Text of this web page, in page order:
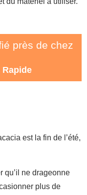
près de chez
Rapide
est la fin de l’été,
qu’il ne drageonne
plus de